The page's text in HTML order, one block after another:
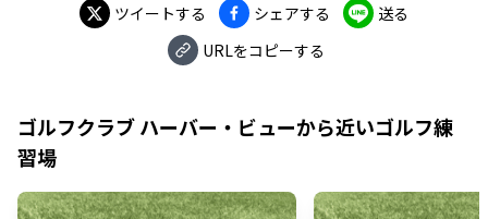
ツイートする シェアする
送る
URLをコピーする
ゴルフクラブ ハーバー・ビューから近いゴルフ練
習場